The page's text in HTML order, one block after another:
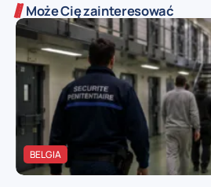
Może Cię zainteresować
BELGIA